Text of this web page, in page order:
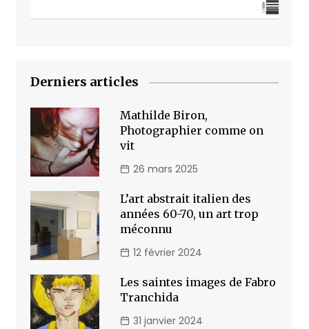
Derniers articles
Mathilde Biron,
Photographier comme on
vit
26 mars 2025
L’art abstrait italien des
années 60-70, un art trop
méconnu
12 février 2024
Les saintes images de Fabro
Tranchida
31 janvier 2024